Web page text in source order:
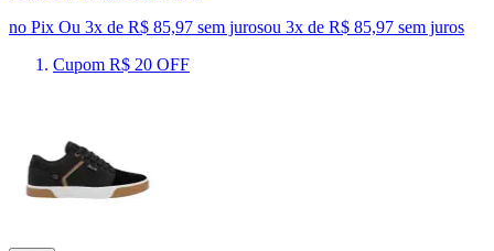
no Pix Ou 3x de R$ 85,97 sem jurosou 3x de R$ 85,97 sem juros
Cupom R$ 20 OFF